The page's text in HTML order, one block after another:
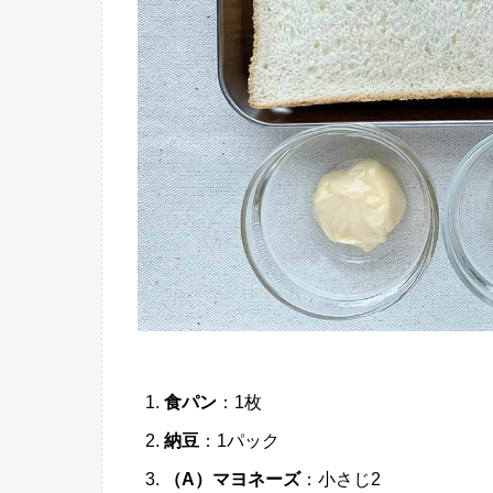
食パン ：1枚
納豆 ：1パック
（A）マヨネーズ：小さじ2